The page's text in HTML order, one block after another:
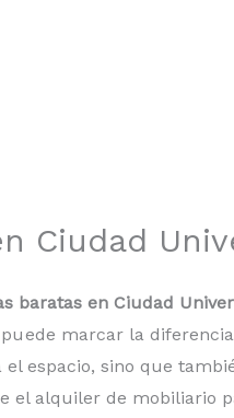
Ciudad
baratas en Ciudad
marcar la
espacio, sino que
el alquiler de mobiliario